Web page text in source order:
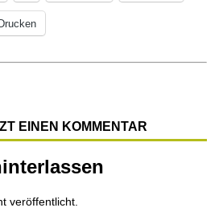
Drucken
EINEN KOMMENTAR
veröffentlicht.